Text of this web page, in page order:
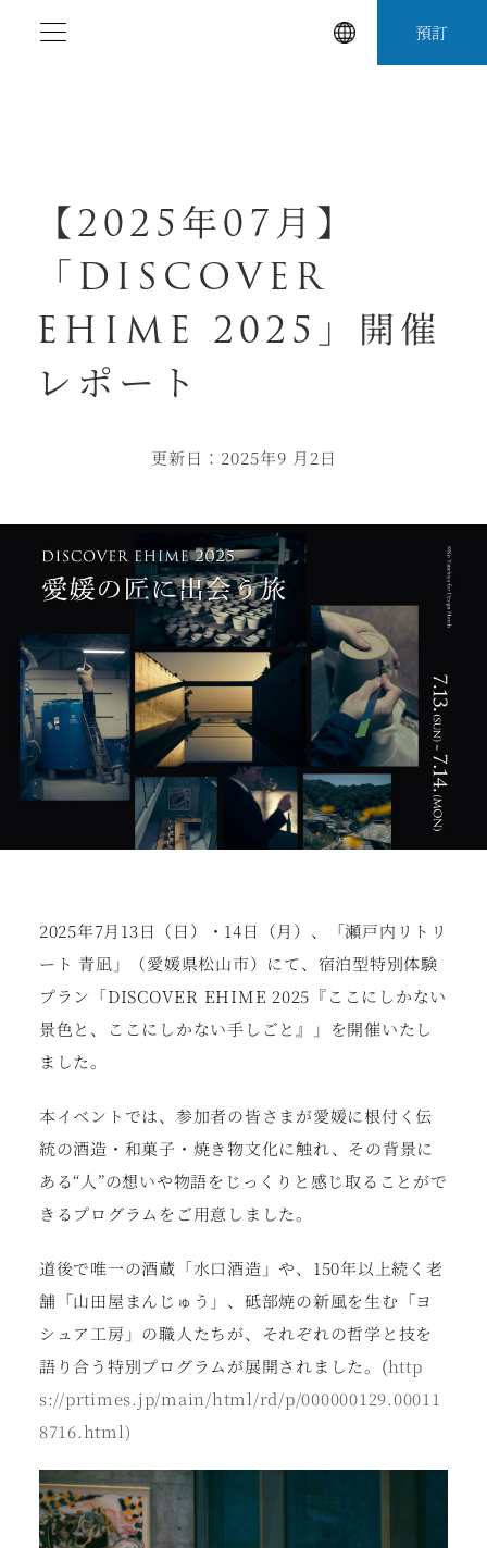
預訂
【2025年07月】
「DISCOVER
EHIME 2025」開催
レポート
更新日：2025年9 月2日
2025年7月13日（日） ・14日 （月）、「瀬戸内リトリ
ート 青凪」（愛媛県松山市）にて、宿泊型特別体験
プラン「DISCOVER EHIME 2025『ここにしかない
景色と、ここにしかない手しごと』」を開催いたし
ました。
本イベントでは、参加者の皆さまが愛媛に根付く伝
統の酒造・和菓子・焼き物文化に触れ、その背景に
ある“人”の想いや物語をじっくりと感じ取ることがで
きるプログラムをご用意しました。
道後で唯一の酒蔵「水口酒造」や、150年以上続く老
舗「山田屋まんじゅう」、砥部焼の新風を生む「ヨ
シュア工房」の職人たちが、それぞれの哲学と技を
語り合う特別プログラムが展開されました。 (http
s://prtimes.jp/main/html/rd/p/000000129.00011
8716.html)